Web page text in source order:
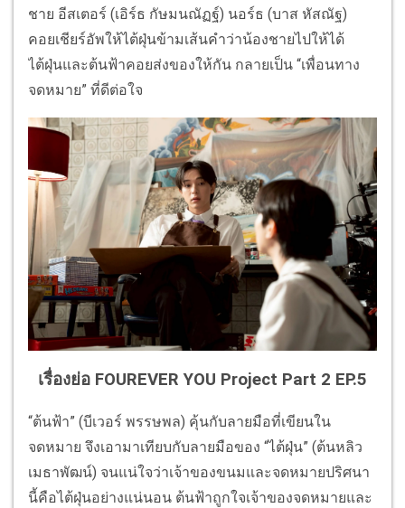
ชาย อีสเตอร์ (เอิร์ธ กัษมนณัฏฐ์) นอร์ธ (บาส หัสณัฐ)
คอยเชียร์อัพให้ไต้ฝุ่นข้ามเส้นคำว่าน้องชายไปให้ได้
ไต้ฝุ่นและต้นฟ้าคอยส่งของให้กัน กลายเป็น “เพื่อนทาง
จดหมาย” ที่ดีต่อใจ
เรื่องย่อ FOUREVER YOU Project Part 2 EP.5
​“ต้นฟ้า” (บีเวอร์ พรรษพล) คุ้นกับลายมือที่เขียนใน
จดหมาย จึงเอามาเทียบกับลายมือของ “ไต้ฝุ่น” (ต้นหลิว
เมธาพัฒน์) จนแน่ใจว่าเจ้าของขนมและจดหมายปริศนา
นี้คือไต้ฝุ่นอย่างแน่นอน ต้นฟ้าถูกใจเจ้าของจดหมายและ